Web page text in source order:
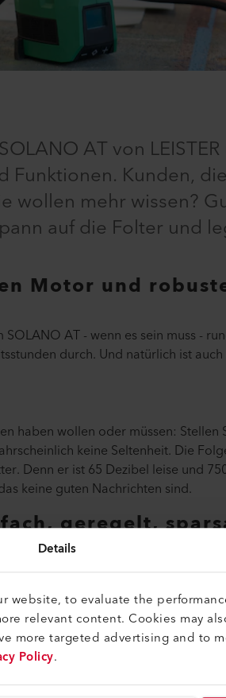
Details
website, to evaluate the
relevant content. Cookies may
more targeted advertising and to
Policy.
AT von
Kunden,
wollen mehr wissen?
auf die Folter und
Motor und
AT - wenn es sein muss -
durch. Und natürlich ist
haben wollen oder müssen: Stellen
keine Seltenheit. Die
Denn er ist 65 Dezibel leise und
keine guten Nachrichten sind.
geregelt,
Adjektive. Nein, das sind Ihre